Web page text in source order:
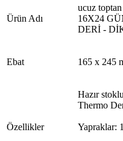
Ürün Adı
ucuz toptan
16X24
DERİ -
Ebat 165 x 245
Özellikler
Hazır
Thermo
Yapraklar: